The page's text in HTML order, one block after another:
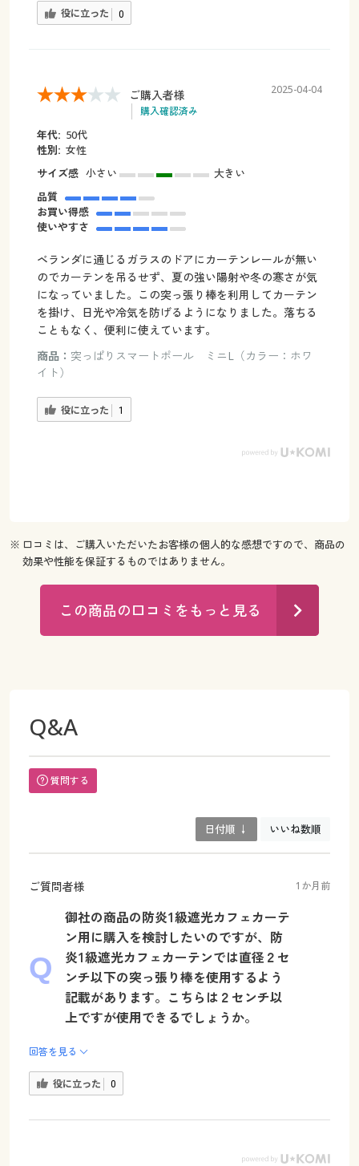
役に立った 0
ご購入者様
購入確認済み
2025-04-04
年代: 50代
性別: 女性
サイズ感 小さい
大きい
品質
お買い得感
使いやすさ
ベランダに通じるガラスのドアにカーテンレールが無い
のでカーテンを吊るせず、夏の強い陽射や冬の寒さが気
になっていました。この突っ張り棒を利用してカーテン
を掛け、日光や冷気を防げるようになりました。落ちる
こともなく、便利に使えています。
商品： 突っぱりスマートポール ミニL（カラー：ホワ
イト）
役に立った 1
※ 口コミは、ご購入いただいたお客様の個人的な感想ですので、商品の
効果や性能を保証するものではありません。
この商品の口コミをもっと見る
Q&A
質問する
日付順 ↓ いいね数順
ご質問者様 1か月前
御社の商品の防炎1級遮光カフェカーテ
ン用に購入を検討したいのですが、防
炎1級遮光カフェカーテンでは直径２セ
ンチ以下の突っ張り棒を使用するよう
記載があります。こちらは２センチ以
上ですが使用できるでしょうか。
回答を見る
役に立った 0